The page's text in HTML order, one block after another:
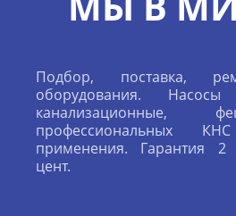
Подбор, поставка,
оборудования.
канализационные,
профессиональных
применения. Гарантия 2
цент.